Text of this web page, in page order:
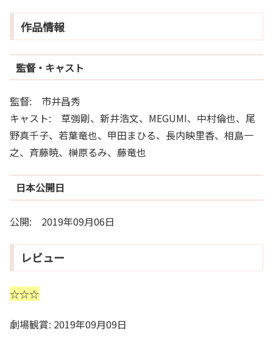
作品情報
監督・キャスト
監督: 市井昌秀
キャスト: 草彅剛、新井浩文、MEGUMI、中村倫也、尾
野真千子、若葉竜也、甲田まひる、長内映里香、相島一
之、斉藤暁、榊原るみ、藤竜也
日本公開日
公開: 2019年09月06日
レビュー
☆☆☆
劇場観賞: 2019年09月09日